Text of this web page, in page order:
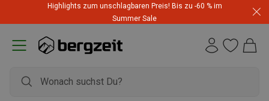
Highlights zum unschlagbaren Preis! Bis zu -60 % im
Summer Sale